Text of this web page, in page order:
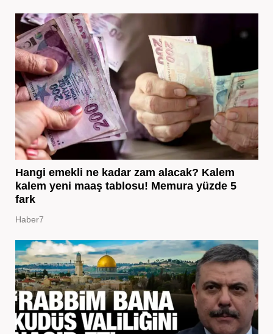
Hangi emekli ne kadar zam alacak? Kalem
kalem yeni maaş tablosu! Memura yüzde 5
fark
Haber7